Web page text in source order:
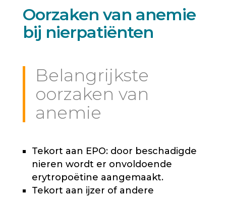
Oorzaken van anemie
bij nierpatiënten
Belangrijkste
oorzaken van
anemie
Tekort aan EPO: door beschadigde
nieren wordt er onvoldoende
erytropoëtine aangemaakt.
Tekort aan ijzer of andere